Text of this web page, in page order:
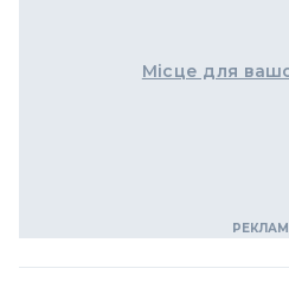
Місце для